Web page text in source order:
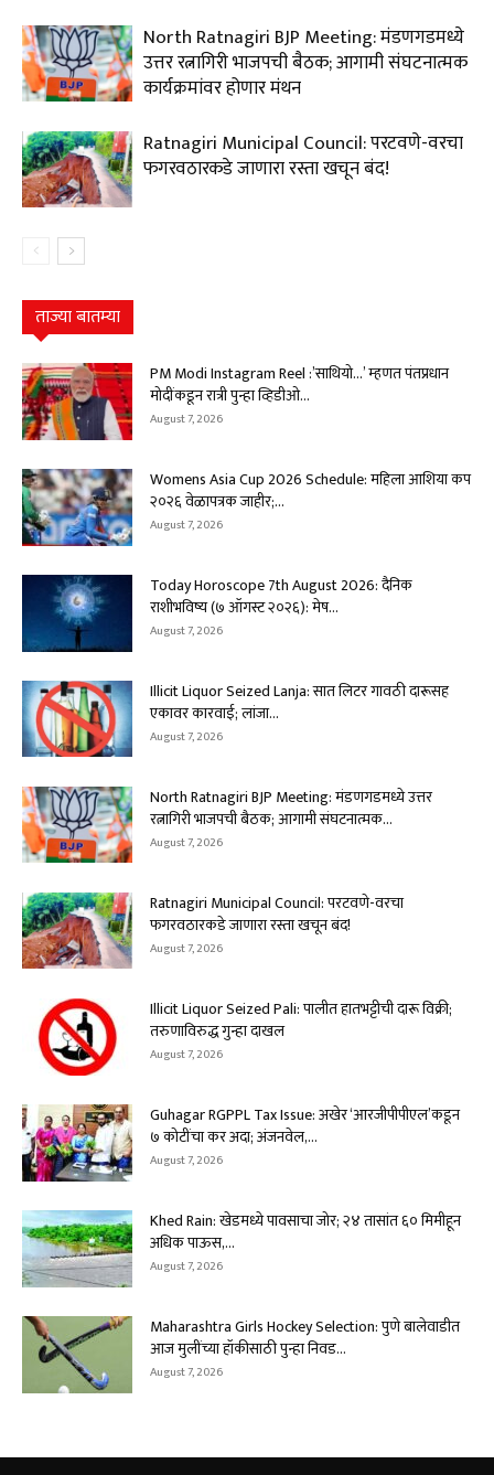
North Ratnagiri BJP Meeting: मंडणगडमध्ये
उत्तर रत्नागिरी भाजपची बैठक; आगामी संघटनात्मक
कार्यक्रमांवर होणार मंथन
Ratnagiri Municipal Council: परटवणे-वरचा
फगरवठारकडे जाणारा रस्ता खचून बंद!
ताज्या बातम्या
PM Modi Instagram Reel :’साथियो…’ म्हणत पंतप्रधान
मोदींकडून रात्री पुन्हा व्हिडीओ...
August 7, 2026
Womens Asia Cup 2026 Schedule: महिला आशिया कप
२०२६ वेळापत्रक जाहीर;...
August 7, 2026
Today Horoscope 7th August 2026: दैनिक
राशीभविष्य (७ ऑगस्ट २०२६): मेष...
August 7, 2026
Illicit Liquor Seized Lanja: सात लिटर गावठी दारूसह
एकावर कारवाई; लांजा...
August 7, 2026
North Ratnagiri BJP Meeting: मंडणगडमध्ये उत्तर
रत्नागिरी भाजपची बैठक; आगामी संघटनात्मक...
August 7, 2026
Ratnagiri Municipal Council: परटवणे-वरचा
फगरवठारकडे जाणारा रस्ता खचून बंद!
August 7, 2026
Illicit Liquor Seized Pali: पालीत हातभट्टीची दारू विक्री;
तरुणाविरुद्ध गुन्हा दाखल
August 7, 2026
Guhagar RGPPL Tax Issue: अखेर ‘आरजीपीपीएल’कडून
७ कोटींचा कर अदा; अंजनवेल,...
August 7, 2026
Khed Rain: खेडमध्ये पावसाचा जोर; २४ तासांत ६० मिमीहून
अधिक पाऊस,...
August 7, 2026
Maharashtra Girls Hockey Selection: पुणे बालेवाडीत
आज मुलींच्या हॉकीसाठी पुन्हा निवड...
August 7, 2026